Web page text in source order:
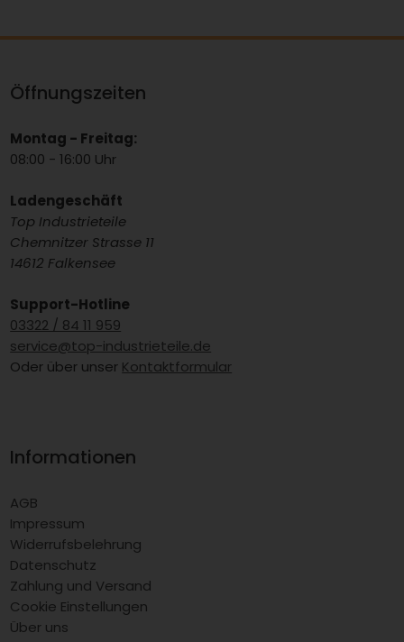
Öffnungszeiten
Montag - Freitag:
08:00 - 16:00 Uhr
Ladengeschäft
Top Industrieteile
Chemnitzer Strasse 11
14612 Falkensee
Support-Hotline
03322 / 84 11 959
service@top-industrieteile.de
Oder über unser Kontaktformular
Informationen
AGB
Impressum
Widerrufsbelehrung
Datenschutz
Zahlung und Versand
Cookie Einstellungen
Über uns